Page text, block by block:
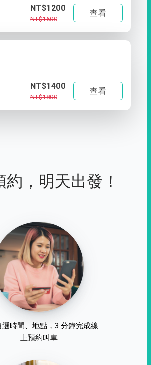
NT$1200
NT$1600
查看
NT$1400
NT$1800
查看
約，明天出發！
選時間、地點，3 分鐘完成線
上預約叫車